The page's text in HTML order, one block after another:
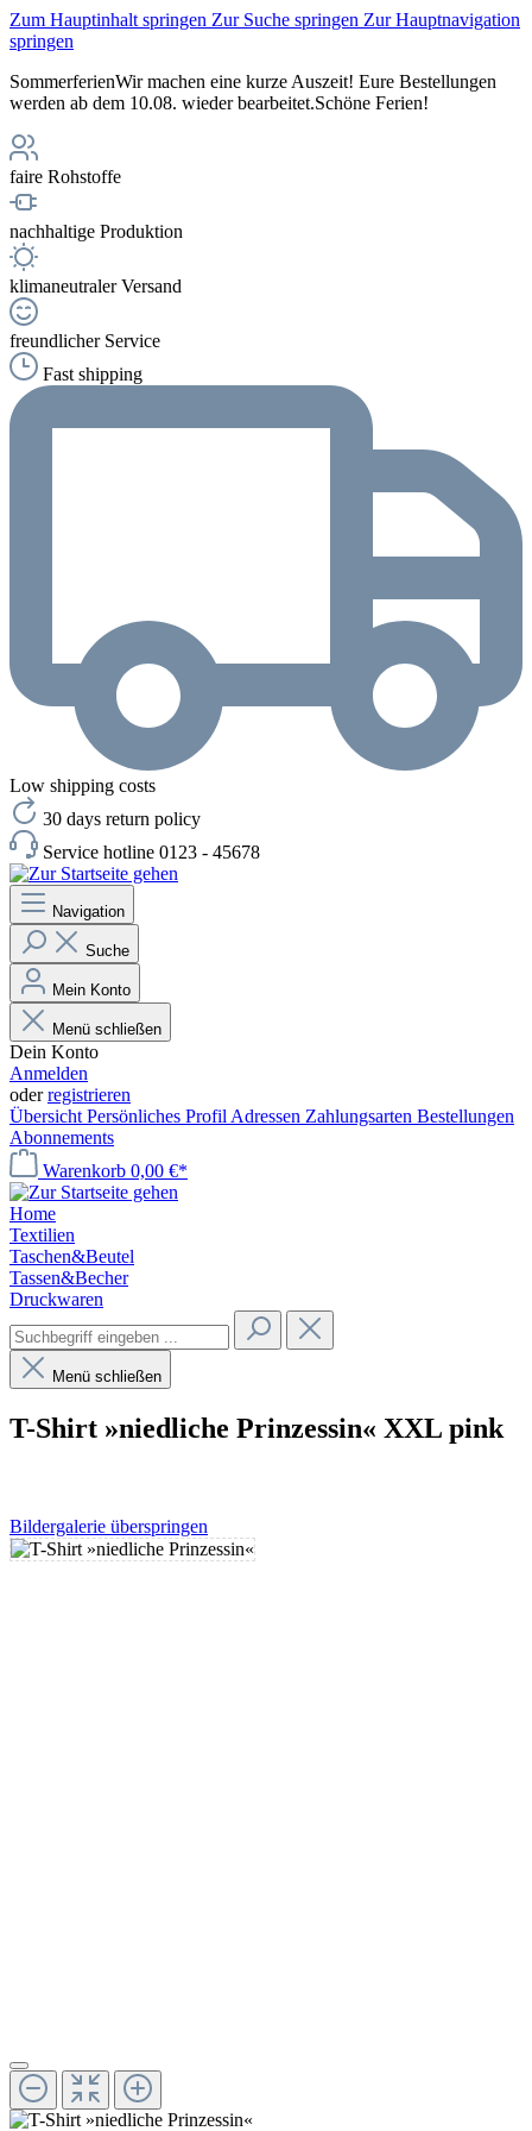
Zum Hauptinhalt springen Zur Suche springen Zur Hauptnavigation
springen
SommerferienWir machen eine kurze Auszeit! Eure Bestellungen
werden ab dem 10.08. wieder bearbeitet.Schöne Ferien!
faire Rohstoffe
nachhaltige Produktion
klimaneutraler Versand
freundlicher Service
Fast shipping
Low shipping costs
30 days return policy
Service hotline 0123 - 45678
Navigation
Suche
Mein Konto
Menü schließen
Dein Konto
Anmelden
oderregistrieren
Übersicht Persönliches Profil Adressen Zahlungsarten Bestellungen
Abonnements
Warenkorb 0,00 €*
Home
Textilien
Taschen&Beutel
Tassen&Becher
Druckwaren
Menü schließen
T-Shirt »niedliche Prinzessin« XXL pink
Bildergalerie überspringen